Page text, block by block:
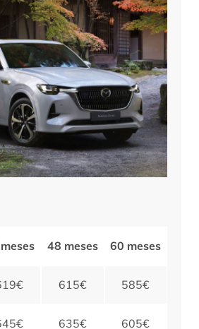
48 meses 60 meses
615€ 585€
635€ 605€